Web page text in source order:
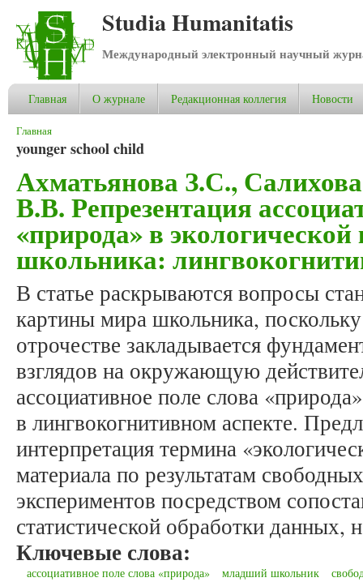
Studia Humanitatis
Международный электронный научный
Главная О журнале Редакционная коллегия Новости
Вы здесь
Главная
younger school child
Ахматьянова З.С.,
В.В. Репрезентация
«природа» в
школьника:
В статье раскрываются вопросы
картины мира школьника,
отрочестве закладывается
взглядов на окружающую
ассоциативное поле слова
в лингвокогнитивном аспекте.
интерпретация термина
материала по результатам
экспериментов посредством
статистической обработки данных,
Ключевые слова:
ассоциативное поле слова «природа» младший школьник